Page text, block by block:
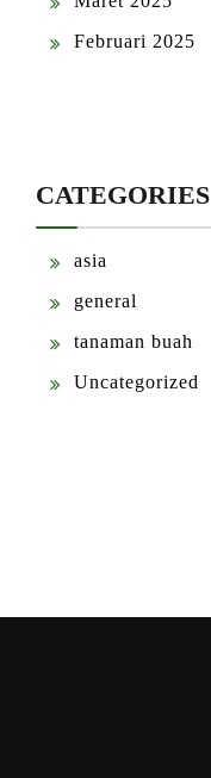
Februari 2025
CATEGORIES
asia
general
tanaman buah
Uncategorized